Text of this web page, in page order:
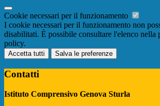
Cookie necessari per il funzionamento
I cookie necessari per il funzionamento non
disabilitati. È possibile consultare l'elenco nella
policy.
Accetta tutti Salva le preferenze
Contatti
Istituto Comprensivo Genova Sturla